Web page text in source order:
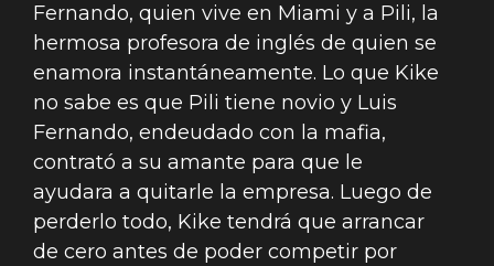
Fernando, quien vive en Miami y a Pili, la
hermosa profesora de inglés de quien se
enamora instantáneamente. Lo que Kike
no sabe es que Pili tiene novio y Luis
Fernando, endeudado con la mafia,
contrató a su amante para que le
ayudara a quitarle la empresa. Luego de
perderlo todo, Kike tendrá que arrancar
de cero antes de poder competir por